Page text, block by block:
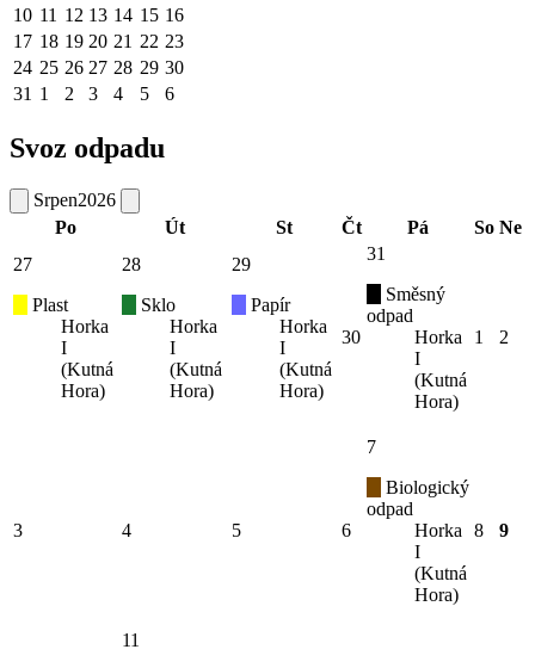
10 11 12 13 14 15 16
17 18 19 20 21 22 23
24 25 26 27 28 29 30
31 1 2 3 4 5 6
Svoz odpadu
Srpen2026
Po
Út St Čt Pá So Ne
27
Plast
Horka
I
(Kutná
Hora)
28
Sklo
Horka
I
(Kutná
Hora)
29
Papír
Horka
I
(Kutná
Hora)
30
31
Směsný
odpad
Horka
I
(Kutná
Hora)
1 2
3 4 5 6
7
Biologický
odpad
Horka
I
(Kutná
Hora)
8 9
11